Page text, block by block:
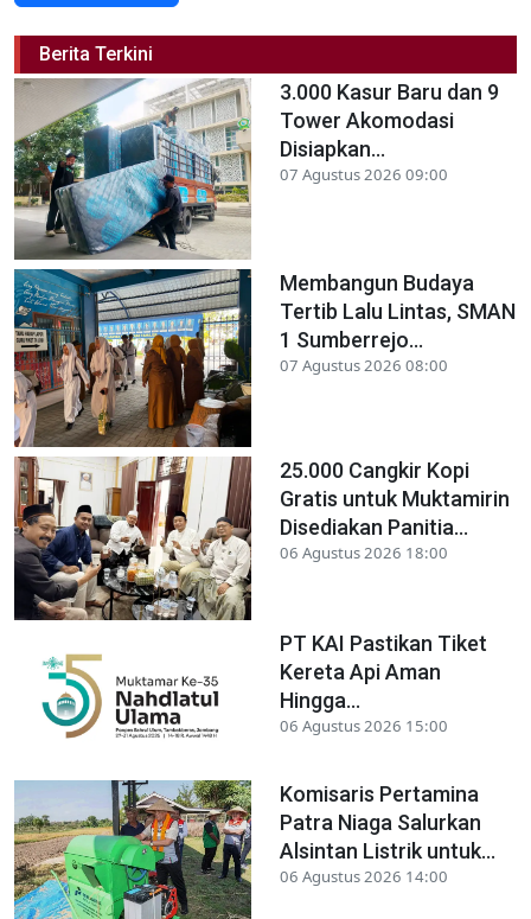
Berita Terkini
3.000 Kasur Baru dan 9
Tower Akomodasi
Disiapkan...
07 Agustus 2026 09:00
Membangun Budaya
Tertib Lalu Lintas, SMAN
1 Sumberrejo...
07 Agustus 2026 08:00
25.000 Cangkir Kopi
Gratis untuk Muktamirin
Disediakan Panitia...
06 Agustus 2026 18:00
PT KAI Pastikan Tiket
Kereta Api Aman
Hingga...
06 Agustus 2026 15:00
Komisaris Pertamina
Patra Niaga Salurkan
Alsintan Listrik untuk...
06 Agustus 2026 14:00